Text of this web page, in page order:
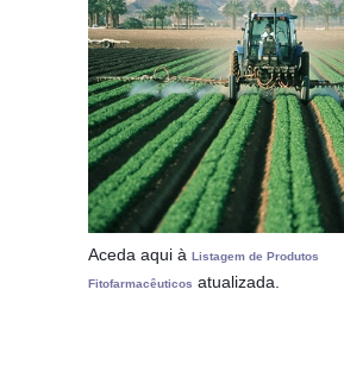
Aceda aqui à Listagem de Produtos
Fitofarmacêuticos atualizada.